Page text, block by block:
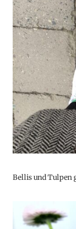
Bellis und Tulpen